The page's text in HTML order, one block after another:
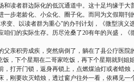
读者群边际化的低沉通道中。这十足均缘于
步老龄化、小众化、圈子化。而同为文假期
变、以读者群为重心”的办刊计划，《微型演
们的实际生存。历尽沧桑了20有年的兴盛，
积劳成疾，突然病倒了，躺在了县公疗医院
下个星期在二哥家吃饭，再下个星期就到
打开门锁，返身再锁上，点燃煤油灯或者蜡
刚要吹灭蜡烛，透过窗户往外一看，依稀见